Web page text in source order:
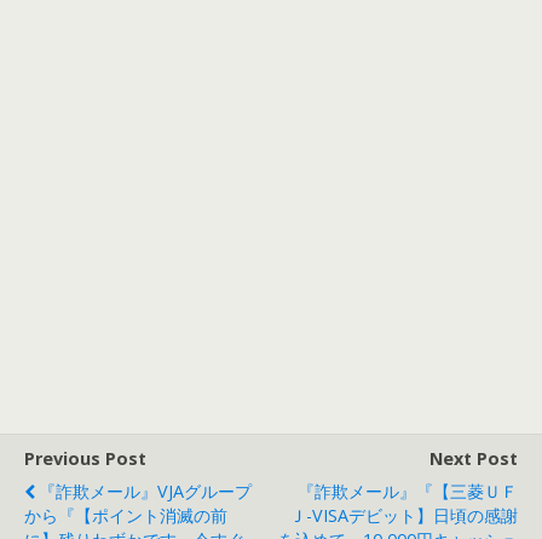
Previous Post
『詐欺メール』VJAグループ
から『【ポイント消滅の前
Next Post
『詐欺メール』『【三菱ＵＦ
Ｊ-VISAデビット】日頃の感謝